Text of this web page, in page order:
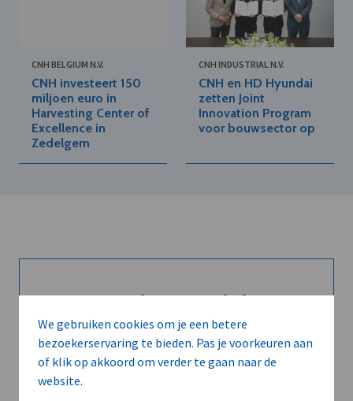
We gebruiken cookies om je een betere
bezoekerservaring te bieden. Pas je voorkeuren aan
of klik op akkoord om verder te gaan naar de
website.
CNH BELGIUM N.V.
CNH investeert 150
miljoen euro in
Harvesting Center of
Excellence in
Zedelgem
CNH INDUSTRIAL N.V.
CNH en HD Hyundai
zetten Joint
Innovation Program
voor bouwsector op
Kort de voordelen
van een
abonnement...